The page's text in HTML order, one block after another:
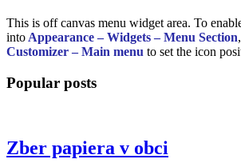
This is off canvas menu widget area. To
into Appearance – Widgets – Menu Section
Customizer – Main menu to set the icon
Popular posts
Zber papiera v obci